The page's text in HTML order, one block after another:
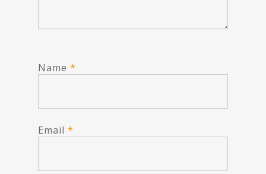
Name *
Email *